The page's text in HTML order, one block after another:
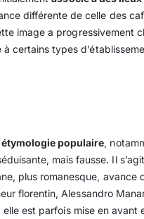
différente de celle des
image a progressivement
à certains types
populaire,
mais fausse. Il
plus romanesque, avance
florentin, Alessandro
est parfois mise en avant